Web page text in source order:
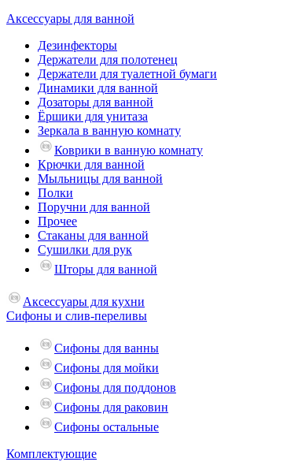
Аксессуары для ванной
Дезинфекторы
Держатели для полотенец
Держатели для туалетной бумаги
Динамики для ванной
Дозаторы для ванной
Ёршики для унитаза
Зеркала в ванную комнату
Коврики в ванную комнату
Крючки для ванной
Мыльницы для ванной
Полки
Поручни для ванной
Прочее
Стаканы для ванной
Сушилки для рук
Шторы для ванной
Аксессуары для кухни
Сифоны и слив-переливы
Сифоны для ванны
Сифоны для мойки
Сифоны для поддонов
Сифоны для раковин
Сифоны остальные
Комплектующие